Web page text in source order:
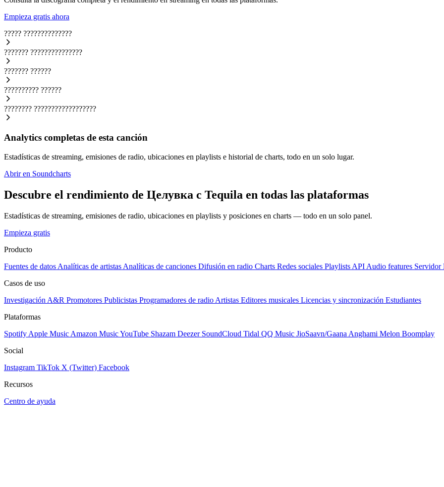
Empieza gratis ahora
????? ??????????????
??????? ???????????????
??????? ??????
?????????? ??????
???????? ??????????????????
Analytics completas de esta canción
Estadísticas de streaming, emisiones de radio, ubicaciones en playlists e historial de charts, todo en un solo lugar.
Abrir en Soundcharts
Descubre el rendimiento de Целувка с Tequila en todas las plataformas
Estadísticas de streaming, emisiones de radio, ubicaciones en playlists y posiciones en charts — todo en un solo panel.
Empieza gratis
Producto
Fuentes de datos Analíticas de artistas Analíticas de canciones Difusión en radio Charts Redes sociales Playlists API Audio features Servidor
Casos de uso
Investigación A&R Promotores Publicistas Programadores de radio Artistas Editores musicales Licencias y sincronización Estudiantes
Plataformas
Spotify Apple Music Amazon MusicYouTube Shazam Deezer SoundCloud Tidal QQ Music JioSaavn/Gaana Anghami Melon Boomplay
Social
Instagram TikTok X (Twitter) Facebook
Recursos
Centro de ayuda